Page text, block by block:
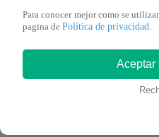
Para conocer mejor como se
pagina de Política de privacidad
Aceptar